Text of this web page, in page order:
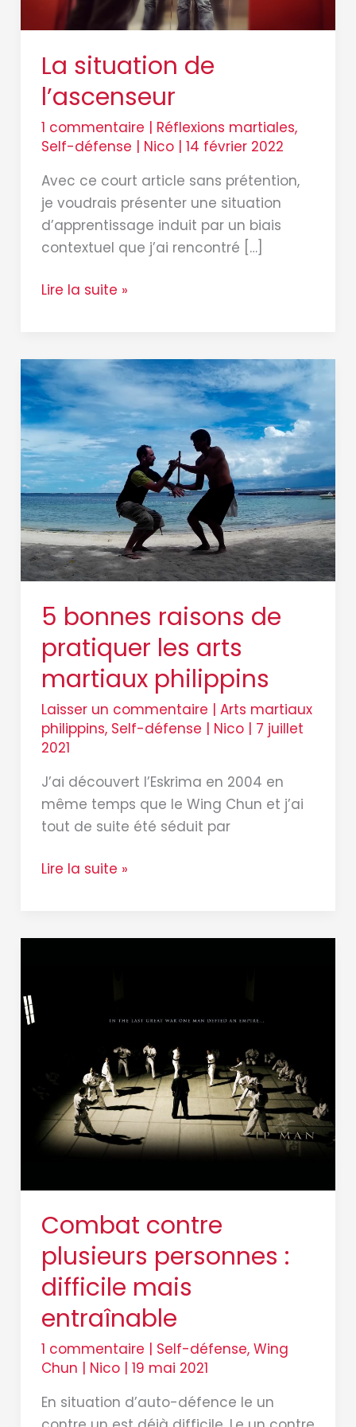
La situation de
l’ascenseur
1 commentaire | Réflexions martiales,
Self-défense | Nico | 14 février 2022
Avec ce court article sans prétention,
je voudrais présenter une situation
d’apprentissage induit par un biais
contextuel que j’ai rencontré […]
Lire la suite »
5 bonnes raisons de
pratiquer les arts
martiaux philippins
Laisser un commentaire | Arts martiaux
philippins, Self-défense | Nico | 7 juillet
2021
J’ai découvert l’Eskrima en 2004 en
même temps que le Wing Chun et j’ai
tout de suite été séduit par
5
bonnes
raisons
de
pratiquer
les
arts
martiaux
philippins
Lire la suite »
Combat contre
plusieurs personnes :
difficile mais
entraînable
1 commentaire | Self-défense, Wing
Chun | Nico | 19 mai 2021
En situation d’auto-défence le un
personnes
entraînable